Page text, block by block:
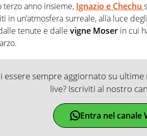
terzo anno insieme, Ignazio e Chechu
in un’atmosfera surreale, alla luce
tenute e dalle vigne Moser in cui
essere sempre aggiornato su
live? Iscriviti al nostro
Entra nel canale